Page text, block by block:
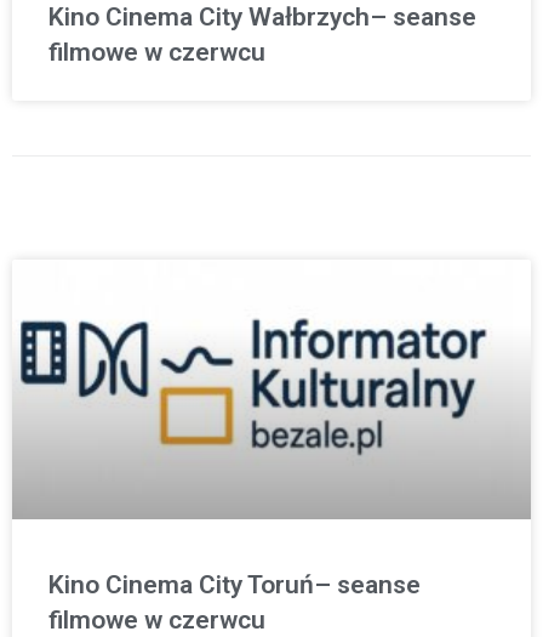
Kino Cinema City Wałbrzych– seanse
filmowe w czerwcu
Kino Cinema City Toruń– seanse
filmowe w czerwcu